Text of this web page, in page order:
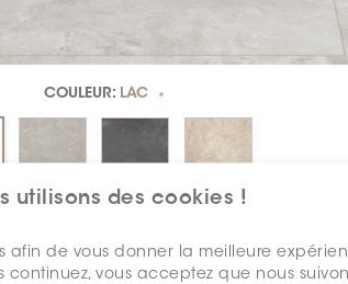
utilisons des cookies !
afin de vous donner la meilleure
continuez, vous acceptez que nous
COULEUR: LAC *